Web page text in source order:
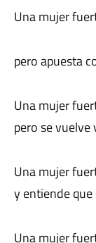
Una mujer
pero apuesta
Una mujer
pero se
Una mujer
y entiende
Una mujer